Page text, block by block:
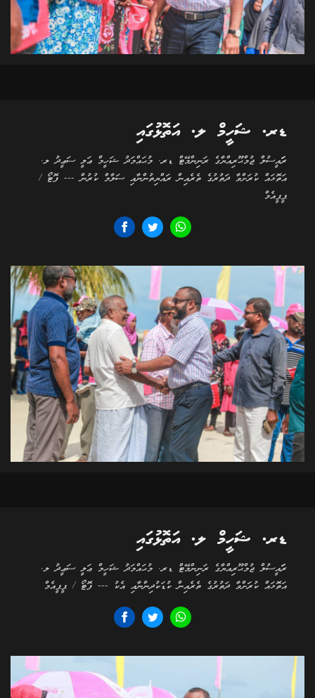
ޑރ. ޝަހީމް ލ. އަތޮޅުގައި
ރަަައީސުލް ޖުމްޙޫރިއްޔާގެ ރަނިންމޭޓް ޑރ. މުޙައްމަދު ޝަހީމް ޢަލީ ސަޢީދު ލ.
އަތޮޅައް ކުރަށްވާ ދަތުރުގެ ތެރެއިން ރައްޔިތުންނާއި ސަލާމް ކުރުން --- ފޮޓޯ /
ޕީޕީއެމް
ޑރ. ޝަހީމް ލ. އަތޮޅުގައި
ރަަައީސުލް ޖުމްޙޫރިއްޔާގެ ރަނިންމޭޓް ޑރ. މުޙައްމަދު ޝަހީމް ޢަލީ ސަޢީދު ލ.
އަތޮޅައް ކުރަށްވާ ދަތުރުގެ ތެރެއިން ކުޑަކުދިންނާއި އެކު --- ފޮޓޯ / ޕީޕީއެމް